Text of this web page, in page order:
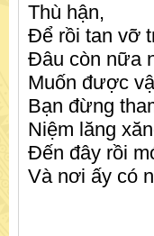
Thù hận,
Để rồi tan vỡ
Đâu còn nữa
Muốn được
Bạn đừng
Niệm lăng
Đến đây rồi
Và nơi ấy có